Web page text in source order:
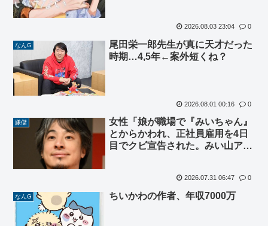
2026.08.03 23:04 0
なんG
尾田栄一郎先生が真に天才だった
時期…4,5年←案外短くね？
2026.08.01 00:16 0
嫌儲
女性「娘が職場で『みいちゃん』
とからかわれ、正社員雇用を4日
目でクビ宣告された。みい山アニ
2026.07.31 06:47 0
なんG ちいかわの作者、年収7000万